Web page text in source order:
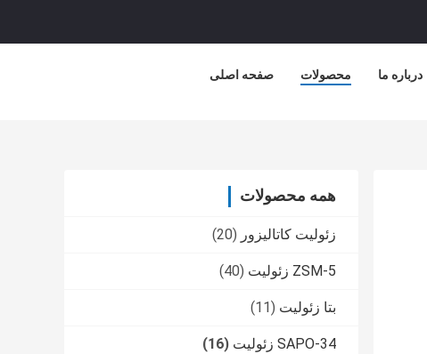
صفحه اصلی محصولات درباره ما
همه محصولات
زئولیت کاتالیزور (20)
ZSM-5 زئولیت (40)
بتا زئولیت (11)
SAPO-34 زئولیت (16)